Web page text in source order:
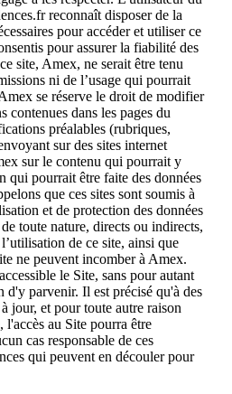
reconnaît disposer de la
pour accéder et utiliser ce
pour assurer la fiabilité des
site, Amex, ne serait être tenu
ni de l’usage qui pourrait
se réserve le droit de modifier
contenues dans les pages du
préalables (rubriques,
sur des sites internet
sur le contenu qui pourrait y
qui pourrait être faite des données
que ces sites sont soumis à
et de protection des données
toute nature, directs ou indirects,
de ce site, ainsi que
ne peuvent incomber à Amex.
le Site, sans pour autant
d'y parvenir. Il est précisé qu'à des
jour, et pour toute autre raison
au Site pourra être
cas responsable de ces
qui peuvent en découler pour